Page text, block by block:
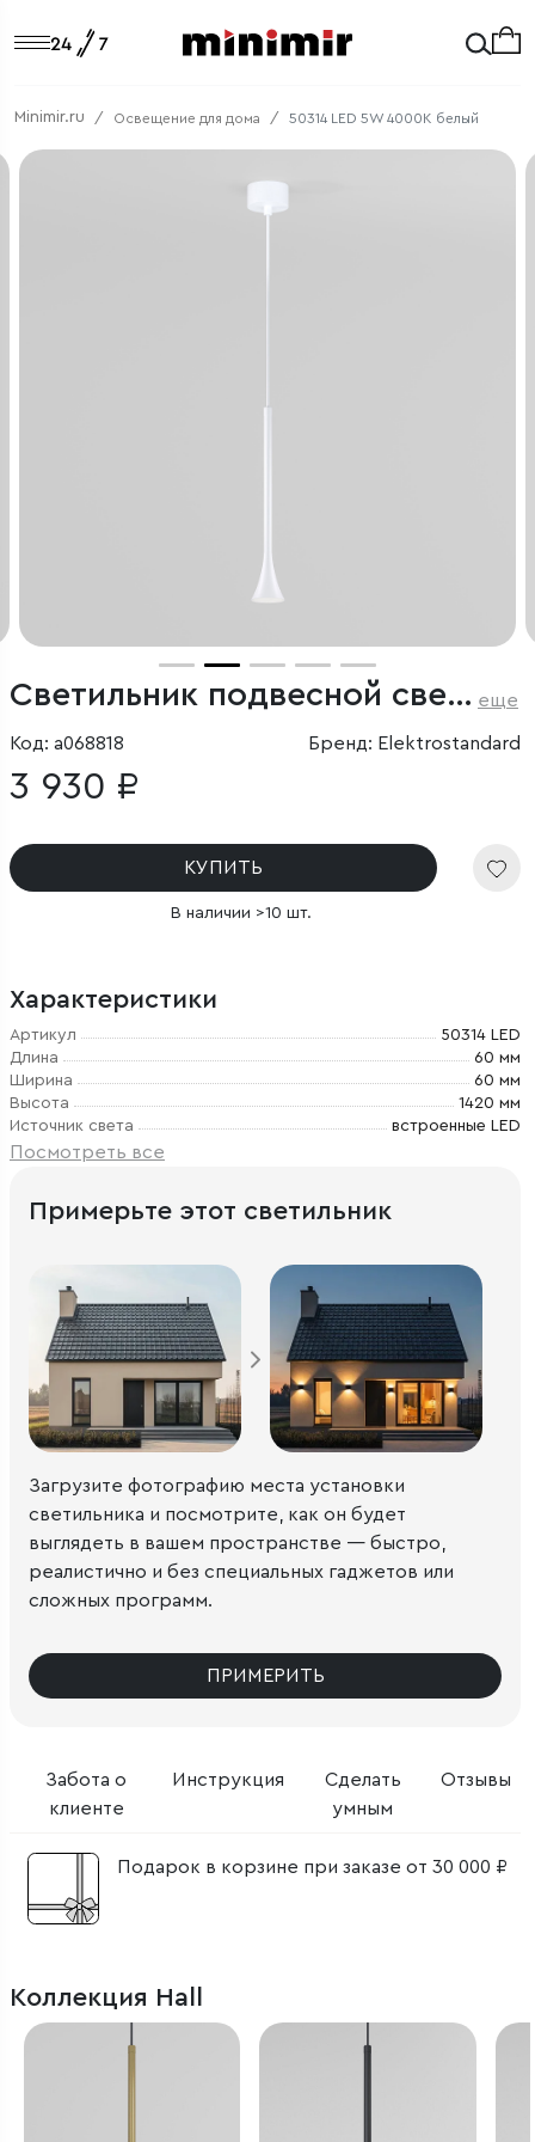
Minimir.ru Освещение для дома 50314 LED 5W 4000K белый
Светильник подвесной светодиодный Hall 5W 4000K белый еще
Код: a068818 Бренд: Elektrostandard
3 930 ₽
КУПИТЬ
В наличии >10 шт.
Характеристики
Артикул
50314 LED
Длина
60 мм
Ширина
60 мм
Высота
1420 мм
Источник света
встроенные LED
Посмотреть все
Забота о
клиенте
Инструкция
Сделать
умным
Отзывы
Подарок в корзине при заказе от 30 000 ₽
Примерьте этот светильник
Загрузите фотографию места установки
светильника и посмотрите, как он будет
выглядеть в вашем пространстве — быстро,
реалистично и без специальных гаджетов или
сложных программ.
ПРИМЕРИТЬ
Коллекция Hall